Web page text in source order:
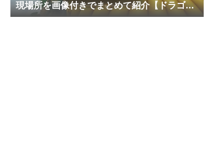
現場所を画像付きでまとめて紹介【ドラゴン
ボール ゼノバース2】